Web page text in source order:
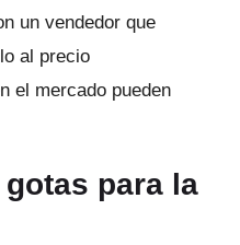
un vendedor que
al precio
el mercado pueden
para la